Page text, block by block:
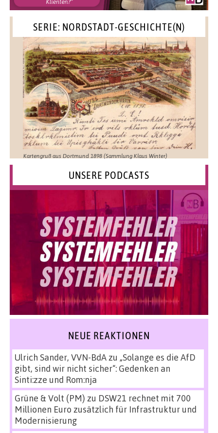
SERIE: NORDSTADT-GESCHICHTE(N)
Kartengruß aus Dortmund 1898 (Sammlung Klaus Winter)
UNSERE PODCASTS
NEUE REAKTIONEN
Ulrich Sander, VVN-BdAzu „Solange es die AfD
gibt, sind wir nicht sicher“: Gedenken an
Sinti:zze und Rom:nja
Grüne & Volt (PM) zu DSW21 rechnet mit 700
Millionen Euro zusätzlich für Infrastruktur und
Modernisierung